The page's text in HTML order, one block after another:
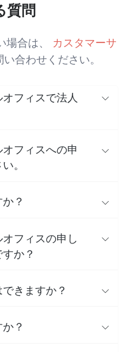
質問
場合は、
カスタマーサ
合わせください。
フィスで法人
フィスへの申
。
？
フィスの申し
か？
きますか？
？